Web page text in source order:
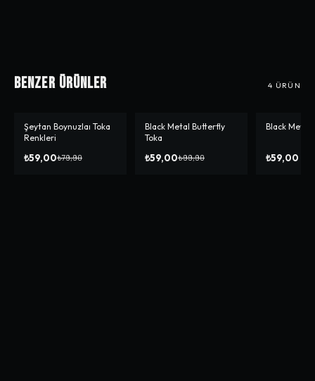
Benzer Ürünler 4 ÜRÜN
-%26
Şeytan Boynuzlaı Toka
Renkleri
₺59,00₺79,90
-%41
Black Metal Butterfly
Toka
₺59,00₺99,90
Black Metal
₺59,00